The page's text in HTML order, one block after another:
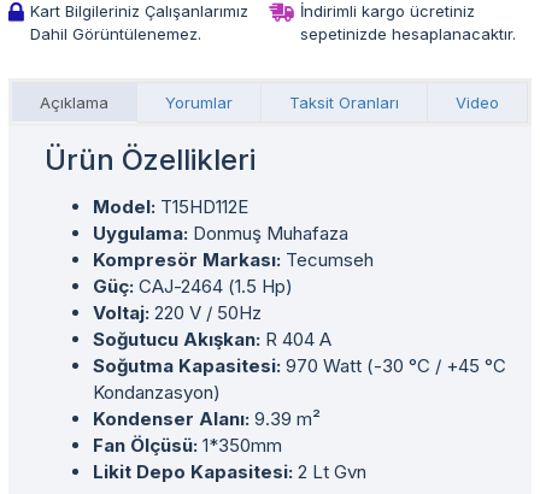
Kart Bilgileriniz Çalışanlarımız
Dahil Görüntülenemez.
İndirimli kargo ücretiniz
sepetinizde hesaplanacaktır.
Açıklama Yorumlar Taksit Oranları Video
Ürün Özellikleri
Model: T15HD112E
Uygulama: Donmuş Muhafaza
Kompresör Markası: Tecumseh
Güç: CAJ-2464 (1.5 Hp)
Voltaj: 220 V / 50Hz
Soğutucu Akışkan: R 404 A
Soğutma Kapasitesi: 970 Watt (-30 °C / +45 °C
Kondanzasyon)
Kondenser Alanı: 9.39 m²
Fan Ölçüsü: 1*350mm
Likit Depo Kapasitesi: 2 Lt Gvn